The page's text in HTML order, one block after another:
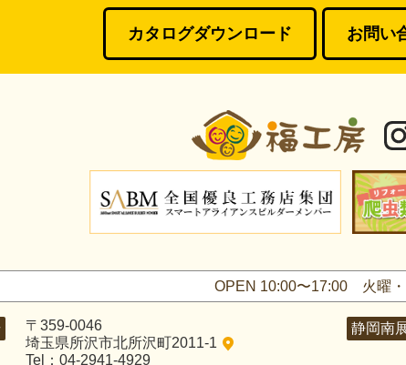
カタログダウンロード お問い
OPEN 10:00〜17:00 火曜
〒359-0046
埼玉県所沢市北所沢町2011-1
Tel：04-2941-4929
静岡南